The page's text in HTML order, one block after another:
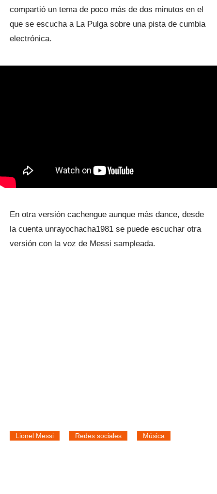
compartió un tema de poco más de dos minutos en el
que se escucha a La Pulga sobre una pista de cumbia
electrónica.
En otra versión cachengue aunque más dance, desde
la cuenta unrayochacha1981 se puede escuchar otra
versión con la voz de Messi sampleada.
Lionel Messi Redes sociales Música